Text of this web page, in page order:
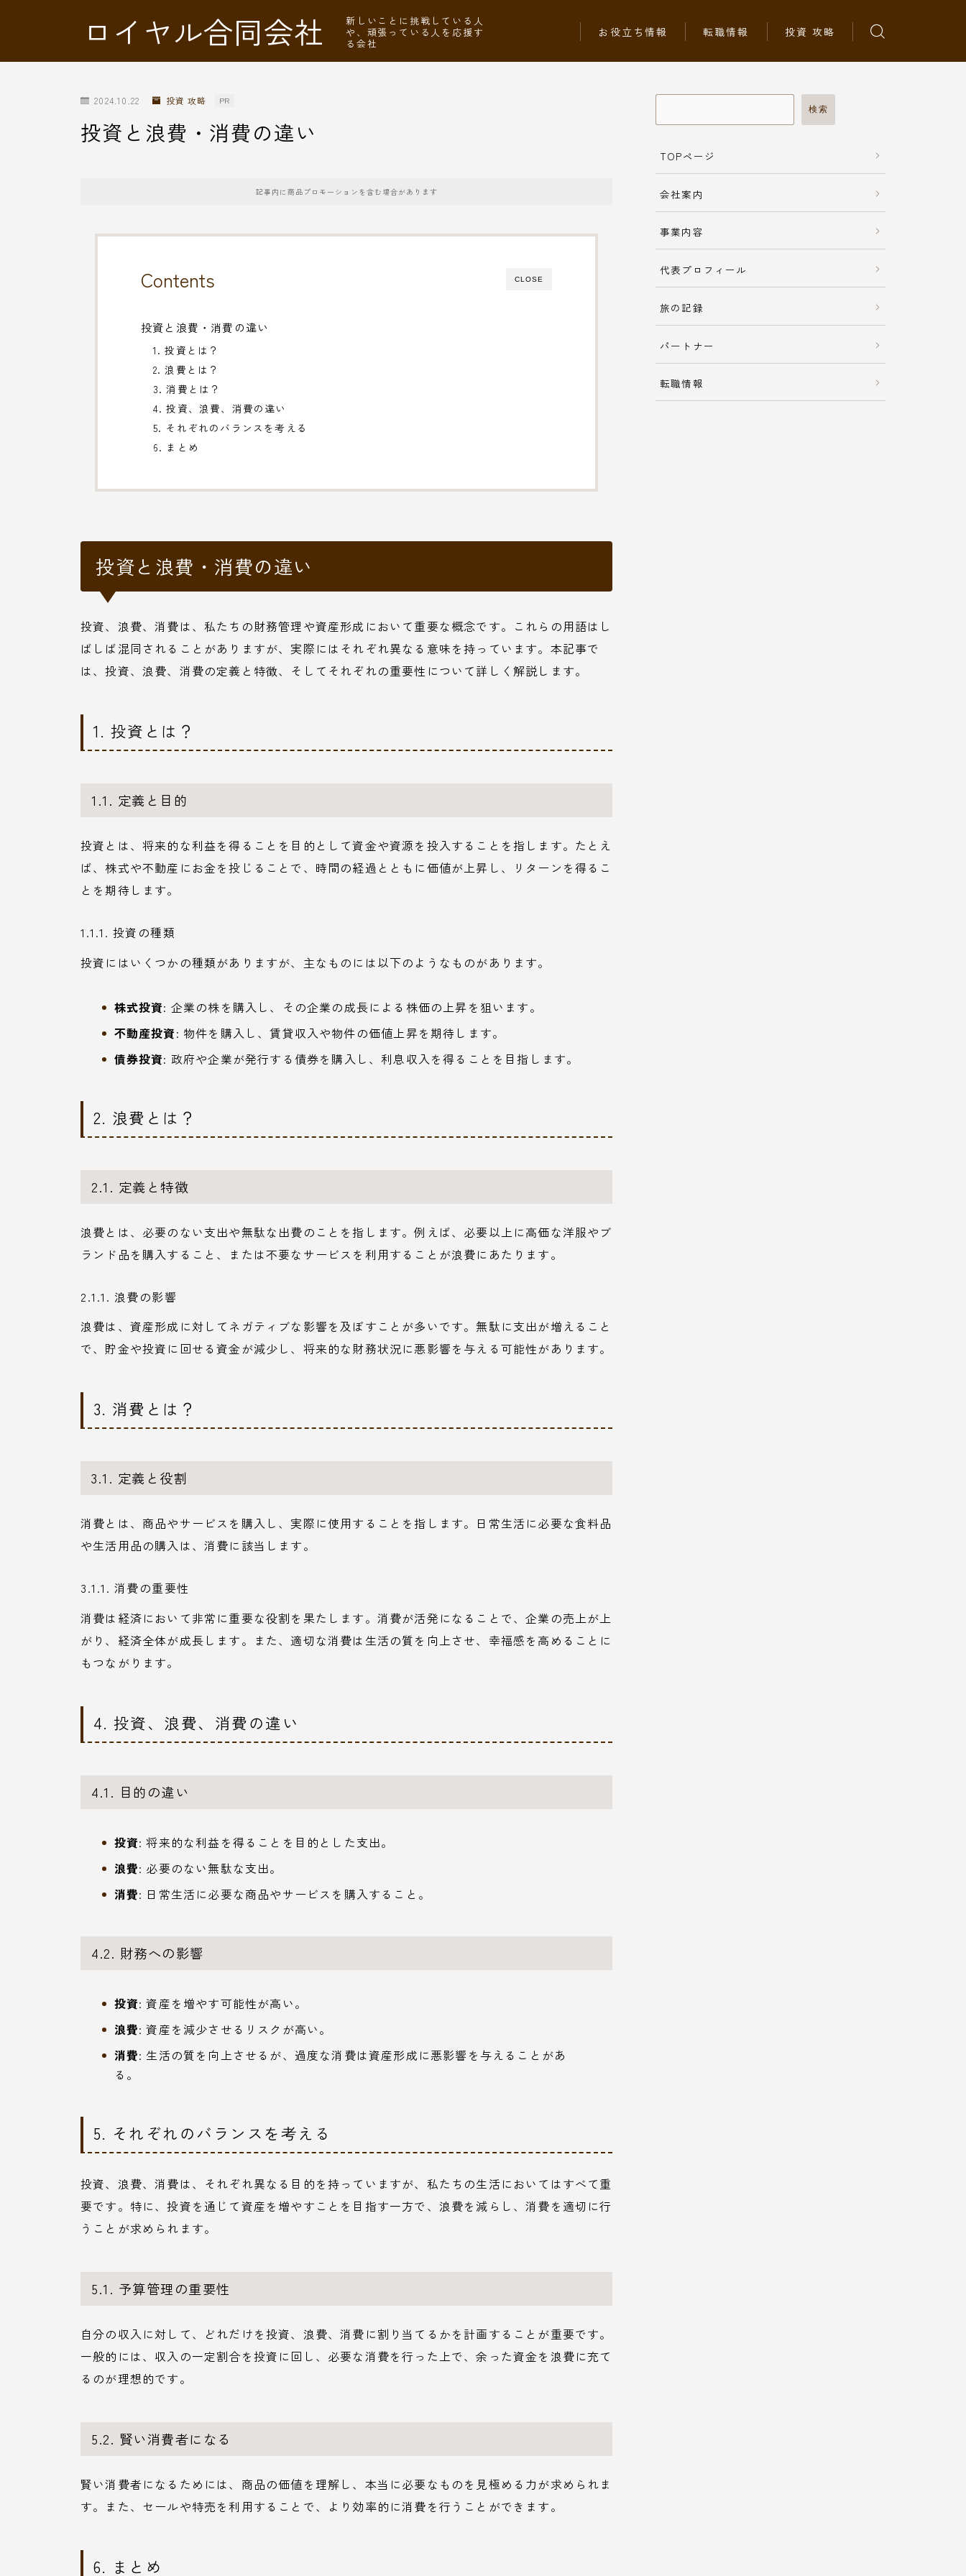
ロイヤル合同会社
新しいことに挑戦している人
や、頑張っている人を応援す
る会社
お役立ち情報 転職情報 投資 攻略
2024.10.22 投資 攻略 PR
投資と浪費・消費の違い
記事内に商品プロモーションを含む場合があります
CLOSE
Contents
投資と浪費・消費の違い
1. 投資とは？
2. 浪費とは？
3. 消費とは？
4. 投資、浪費、消費の違い
5. それぞれのバランスを考える
6. まとめ
投資と浪費・消費の違い
投資、浪費、消費は、私たちの財務管理や資産形成において重要な概念です。これらの用語はし
ばしば混同されることがありますが、実際にはそれぞれ異なる意味を持っています。本記事で
は、投資、浪費、消費の定義と特徴、そしてそれぞれの重要性について詳しく解説します。
1. 投資とは？
1.1. 定義と目的
投資とは、将来的な利益を得ることを目的として資金や資源を投入することを指します。たとえ
ば、株式や不動産にお金を投じることで、時間の経過とともに価値が上昇し、リターンを得るこ
とを期待します。
1.1.1. 投資の種類
投資にはいくつかの種類がありますが、主なものには以下のようなものがあります。
株式投資: 企業の株を購入し、その企業の成長による株価の上昇を狙います。
不動産投資: 物件を購入し、賃貸収入や物件の価値上昇を期待します。
債券投資: 政府や企業が発行する債券を購入し、利息収入を得ることを目指します。
2. 浪費とは？
2.1. 定義と特徴
浪費とは、必要のない支出や無駄な出費のことを指します。例えば、必要以上に高価な洋服やブ
ランド品を購入すること、または不要なサービスを利用することが浪費にあたります。
2.1.1. 浪費の影響
浪費は、資産形成に対してネガティブな影響を及ぼすことが多いです。無駄に支出が増えること
で、貯金や投資に回せる資金が減少し、将来的な財務状況に悪影響を与える可能性があります。
3. 消費とは？
3.1. 定義と役割
消費とは、商品やサービスを購入し、実際に使用することを指します。日常生活に必要な食料品
や生活用品の購入は、消費に該当します。
3.1.1. 消費の重要性
消費は経済において非常に重要な役割を果たします。消費が活発になることで、企業の売上が上
がり、経済全体が成長します。また、適切な消費は生活の質を向上させ、幸福感を高めることに
もつながります。
4. 投資、浪費、消費の違い
4.1. 目的の違い
投資: 将来的な利益を得ることを目的とした支出。
浪費: 必要のない無駄な支出。
消費: 日常生活に必要な商品やサービスを購入すること。
4.2. 財務への影響
投資: 資産を増やす可能性が高い。
浪費: 資産を減少させるリスクが高い。
消費: 生活の質を向上させるが、過度な消費は資産形成に悪影響を与えることがあ
る。
5. それぞれのバランスを考える
投資、浪費、消費は、それぞれ異なる目的を持っていますが、私たちの生活においてはすべて重
要です。特に、投資を通じて資産を増やすことを目指す一方で、浪費を減らし、消費を適切に行
うことが求められます。
5.1. 予算管理の重要性
自分の収入に対して、どれだけを投資、浪費、消費に割り当てるかを計画することが重要です。
一般的には、収入の一定割合を投資に回し、必要な消費を行った上で、余った資金を浪費に充て
るのが理想的です。
5.2. 賢い消費者になる
賢い消費者になるためには、商品の価値を理解し、本当に必要なものを見極める力が求められま
す。また、セールや特売を利用することで、より効率的に消費を行うことができます。
6. まとめ
検索
TOPページ
会社案内
事業内容
代表プロフィール
旅の記録
パートナー
転職情報